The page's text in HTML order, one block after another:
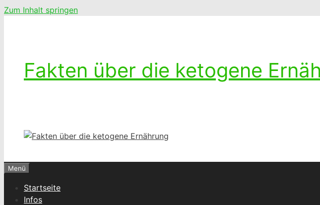
Zum Inhalt springen
Fakten über die ketogene
Menü
Startseite
Infos